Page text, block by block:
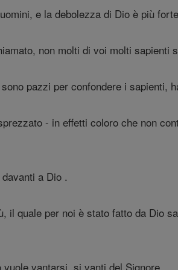
e la debolezza di Dio è più
non molti di voi molti sapienti
pazzi per confondere i sapienti,
- in effetti coloro che non
a Dio .
il quale per noi è stato fatto da Dio
vantarsi, si vanti del Signore.